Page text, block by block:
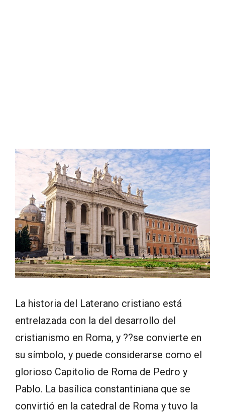
La historia del Laterano cristiano está
entrelazada con la del desarrollo del
cristianismo en Roma, y ??se convierte en
su símbolo, y puede considerarse como el
glorioso Capitolio de Roma de Pedro y
Pablo. La basílica constantiniana que se
convirtió en la catedral de Roma y tuvo la